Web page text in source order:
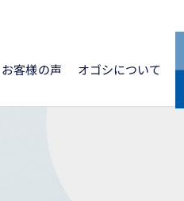
お客様の声 オゴシについて